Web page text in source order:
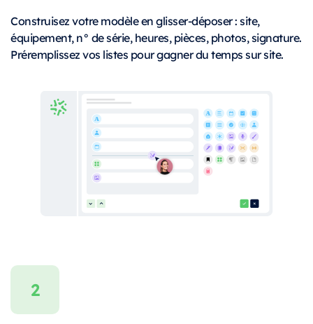
Construisez votre modèle en glisser-déposer : site,
équipement, n° de série, heures, pièces, photos, signature.
Préremplissez vos listes pour gagner du temps sur site.